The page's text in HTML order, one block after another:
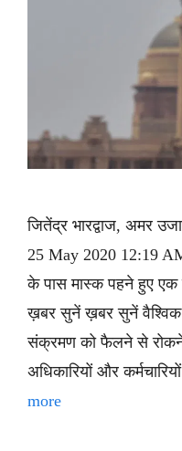
जितेंद्र भारद्वाज, अमर
25 May 2020 12:19
के पास मास्क पहने हुए एक
ख़बर सुनें ख़बर सुनें वैश्विक
संक्रमण को फैलने से
अधिकारियों और
more